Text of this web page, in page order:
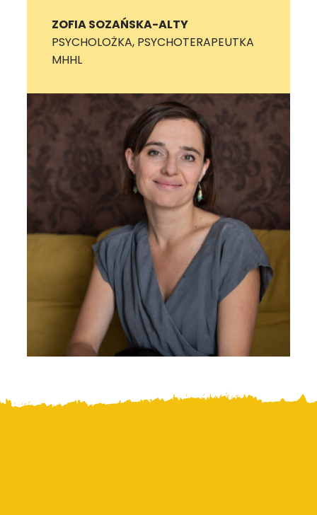
ZOFIA SOZAŃSKA-ALTY
PSYCHOLOŻKA, PSYCHOTERAPEUTKA
MHHL